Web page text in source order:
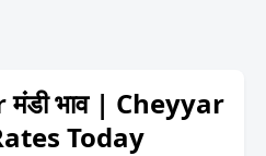
भाव | Cheyyar
Today